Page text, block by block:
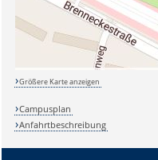
Größere Karte anzeigen
Campusplan
Anfahrtbeschreibung